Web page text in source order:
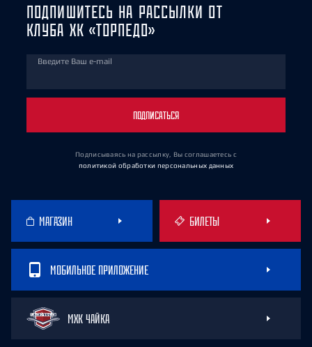
ПОДПИШИТЕСЬ НА РАССЫЛКИ ОТ
КЛУБА ХК «ТОРПЕДО»
Введите Ваш e-mail
ПОДПИСАТЬСЯ
Подписываясь на рассылку, Вы соглашаетесь с
политикой обработки персональных данных
МАГАЗИН БИЛЕТЫ
МОБИЛЬНОЕ ПРИЛОЖЕНИЕ
МХК ЧАЙКА